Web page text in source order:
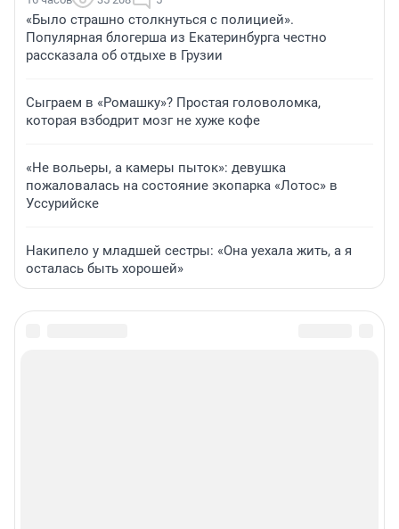
«Было страшно столкнуться с полицией».
Популярная блогерша из Екатеринбурга честно
рассказала об отдыхе в Грузии
Сыграем в «Ромашку»? Простая головоломка,
которая взбодрит мозг не хуже кофе
«Не вольеры, а камеры пыток»: девушка
пожаловалась на состояние экопарка «Лотос» в
Уссурийске
Накипело у младшей сестры: «Она уехала жить, а я
осталась быть хорошей»